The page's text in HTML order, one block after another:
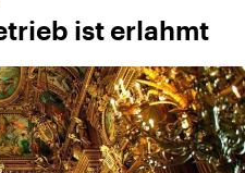
ist erlahmt